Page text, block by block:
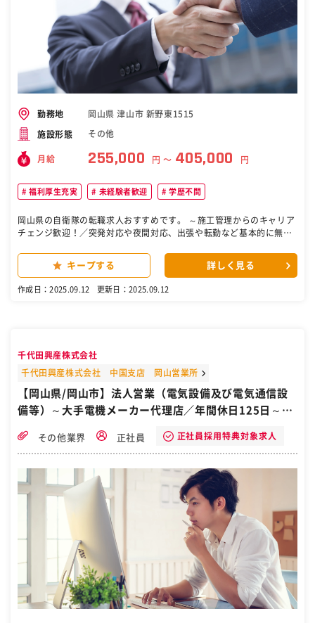
勤務地 岡山県 津山市 新野東1515
施設形態 その他
月給 255,000 円 〜 405,000 円
福利厚生充実 未経験者歓迎 学歴不問
岡山県の自衛隊の転職求人おすすめです。 ～施工管理からのキャリア
チェンジ歓迎！／突発対応や夜間対応、出張や転勤など基本的に無し
ィ部門にて、拠点内の各施設・設備インフラを中心とした維持管理、
計画更新、建築工事対応などをお任せします。経験・スキルに応じ
コン折衝、見積取得 ・海外工場案件の支援（※希望・スキルに応じ
て、お任せします） 【対象範囲】工場建屋、外構、電気・ガス・空
産技術部、保全チーム、総務部など ■働き方： ・突発対応・夜間対
応：原則なし ・出張：基本なし ・異動・転勤：原則なし（ご希望を考
取得いただきます） ・連休対応：GW・夏季休暇は9日連休のうち、4
求人］
キープする 詳しく見る
作成日：2025.09.12 更新日：2025.09.12
千代田興産株式会社
千代田興産株式会社 中国支店 岡山営業所
【岡山県/岡山市】法人営業（電気設備及び電気通信設
備等）～大手電機メーカー代理店／年間休日125日～／
その他業界 正社員 正社員採用特典対象求人